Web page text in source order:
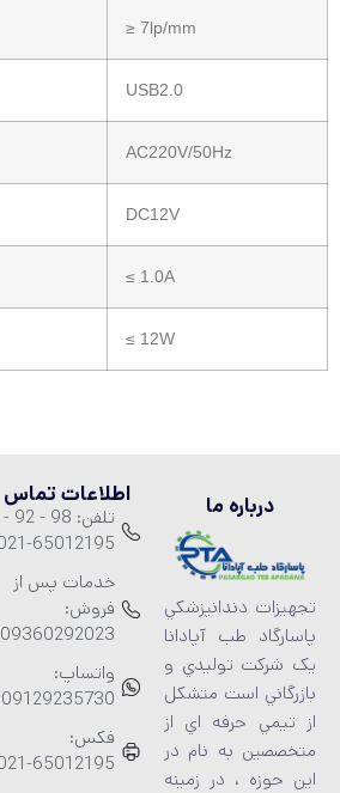
≥ 7lp/mm
USB2.0
AC220V/50Hz
DC12V
≤ 1.0A
≤ 12W
درباره ما
تجهيزات دندانپزشکي
پاسارگاد طب آپادانا
يک شرکت توليدي و
بازرگاني است متشکل
از تيمي حرفه اي از
متخصصين به نام در
اين حوزه ، در زمينه
اطلاعات تماس
تلفن: 98 - 92 -
65012195-021
خدمات پس از
فروش:
09360292023
واتساپ:
09129235730
فکس:
65012195-021